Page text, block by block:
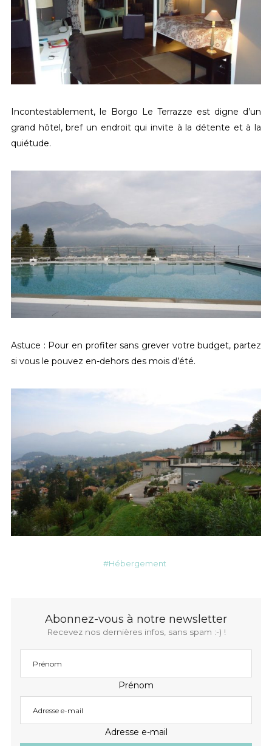
Incontestablement, le Borgo Le Terrazze est digne d’un
grand hôtel, bref un endroit qui invite à la détente et à la
quiétude.
Astuce : Pour en profiter sans grever votre budget, partez
si vous le pouvez en-dehors des mois d’été.
Hébergement
Abonnez-vous à notre newsletter
Recevez nos dernières infos, sans spam :-) !
Prénom
Adresse e-mail